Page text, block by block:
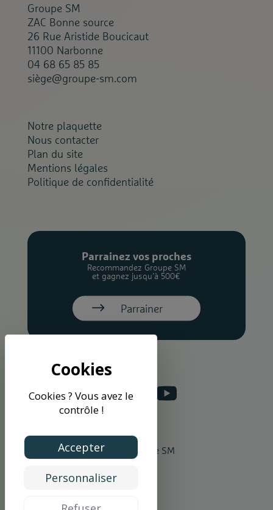
Cookies ? Vous avez le
contrôle !
Accepter
Personnaliser
Groupe SM
ZAC Bonne source
26 Rue Aristide Boucicaut
11100 Narbonne
04 68 65 85 85
siège@groupe-sm.com
Notre plaquette
Nous contacter
Plan du site
Mentions légales
Politique de confidentialité
Parrainez vos proches
Recommandez Groupe SM
et gagnez jusqu’à 500€
Parrainer
©2026 Groupe SM